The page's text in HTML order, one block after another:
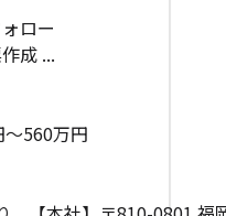
ロー
成 ...
560万円